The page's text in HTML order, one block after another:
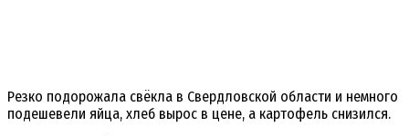
Резко подорожала свёкла в Свердловской области и немного
подешевели яйца, хлеб вырос в цене, а картофель снизился.